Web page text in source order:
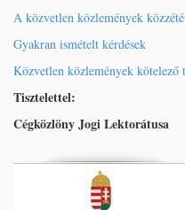
A közvetlen közlemények
Gyakran ismételt kérdések
Közvetlen közlemények kötelező
Tisztelettel:
Cégközlöny Jogi Lektorátusa